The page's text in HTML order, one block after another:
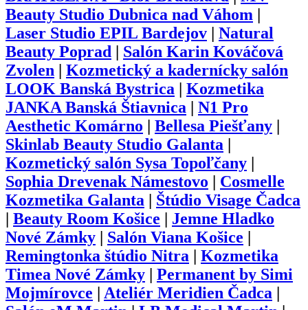
Beauty Studio Dubnica nad Váhom
Laser Studio EPIL Bardejov
Natural
Beauty Poprad
Salón Karin Kováčová
Zvolen
Kozmetický a kadernícky salón
LOOK Banská Bystrica
Kozmetika
JANKA Banská Štiavnica
N1 Pro
Aesthetic Komárno
Bellesa Piešťany
Skinlab Beauty Studio Galanta
Kozmetický salón Sysa Topoľčany
Sophia Drevenak Námestovo
Cosmelle
Kozmetika Galanta
Štúdio Visage Čadca
Beauty Room Košice
Jemne Hladko
Nové Zámky
Salón Viana Košice
Remingtonka štúdio Nitra
Kozmetika
Timea Nové Zámky
Permanent by Simi
Mojmírovce
Ateliér Meridien Čadca